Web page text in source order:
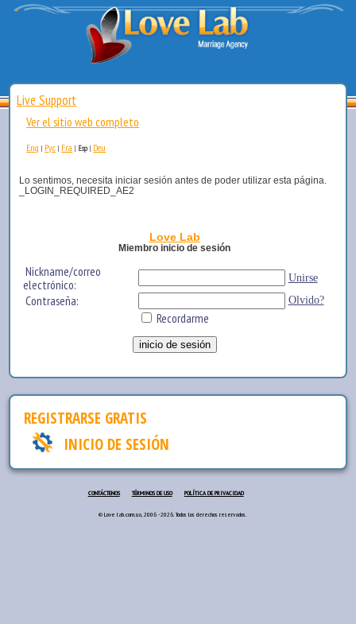
Live Support
Ver el sitio web completo
Eng | Рус | Fra | Esp| Deu
Lo sentimos, necesita iniciar sesión antes de poder utilizar esta página.
_LOGIN_REQUIRED_AE2
Love Lab
Miembro inicio de sesión
Nickname/correo
electrónico:
Unirse
Contraseña: Olvido?
Recordarme
REGISTRARSE GRATIS
INICIO DE SESIÓN
CONTÁCTENOS TÉRMINOS DE USO POLÍTICA DE PRIVACIDAD
© Love lab.com.ua, 2006 - 2026. Todos los derechos reservados.